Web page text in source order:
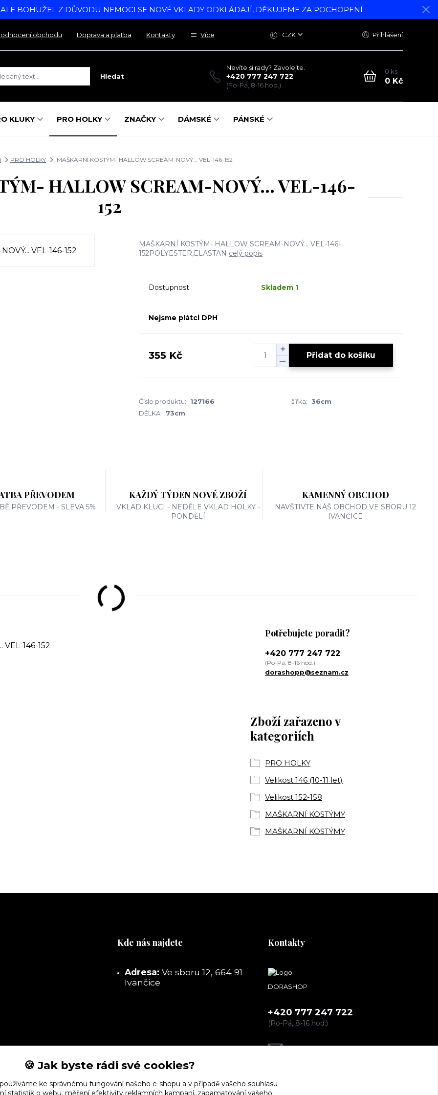
BOHUŽEL Z DŮVODU NEMOCI SE NOVÉ VKLADY ODKLÁDAJÍ, DĚKUJEME ZA POCHOPENÍ
obchodu Doprava a platba Kontakty Více CZK Přihlášení
Hledat
Nevíte si rady? Zavolejte.
+420 777 247 722
(Po-Pá, 8-16 hod.)
0 ks
0 Kč
KLUKY PRO HOLKY ZNAČKY DÁMSKÉ PÁNSKÉ
PRO HOLKY MAŠKARNÍ KOSTÝM- HALLOW SCREAM-NOVÝ... VEL-146-152
HALLOW SCREAM-NOVÝ... VEL-146-
152
MAŠKARNÍ KOSTÝM- HALLOW SCREAM-NOVÝ... VEL-146-
152POLYESTER,ELASTAN celý popis
Dostupnost Skladem 1
Nejsme plátci DPH
355 Kč Přidat do košíku
Číslo produktu: 127166 šířka: 36cm
DÉLKA:
73cm
PŘEVODEM
PŘEVODEM - SLEVA 5%
KAŽDÝ TÝDEN NOVÉ ZBOŽÍ
VKLAD KLUCI - NEDĚLE VKLAD HOLKY -
PONDĚLÍ
KAMENNÝ OBCHOD
NAVŠTIVTE NÁŠ OBCHOD VE SBORU 12
IVANČICE
VEL-146-152
Zboží zařazeno v
kategoriích
PRO HOLKY
Velikost 146 (10-11 let)
Velikost 152-158
MAŠKARNÍ KOSTÝMY
MAŠKARNÍ KOSTÝMY
Potřebujete poradit?
+420 777 247 722
(Po-Pá, 8-16 hod.)
dorashopp@seznam.cz
Kde nás najdete
Adresa: Ve sboru 12, 664 91
Ivančice
Kontakty
DORASHOP
+420 777 247 722
(Po-Pá, 8-16 hod.)
dorashopp@seznam.cz
🍪 Jak byste rádi své cookies?
ke správnému fungování našeho e-shopu a v případě vašeho souhlasu
statistik o webu, měření efektivity reklamních kampaní, zapamatování vašeho